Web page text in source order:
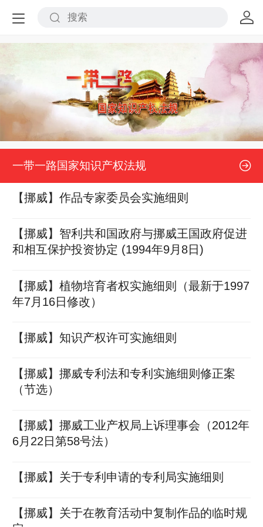
一带一路国家知识产权法规
【挪威】作品专家委员会实施细则
【挪威】智利共和国政府与挪威王国政府促进
和相互保护投资协定 (1994年9月8日)
【挪威】植物培育者权实施细则（最新于1997
年7月16日修改）
【挪威】知识产权许可实施细则
【挪威】挪威专利法和专利实施细则修正案
（节选）
【挪威】挪威工业产权局上诉理事会（2012年
6月22日第58号法）
【挪威】关于专利申请的专利局实施细则
【挪威】关于在教育活动中复制作品的临时规